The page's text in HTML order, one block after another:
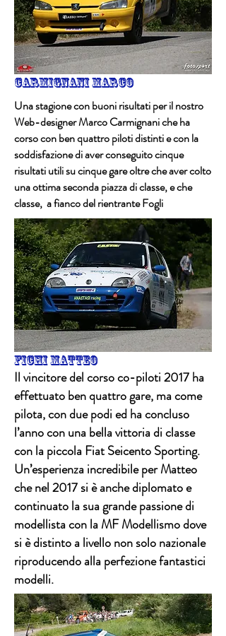
Carmignani Marco
Una stagione con buoni risultati per il nostro
Web-designer Marco Carmignani che ha
corso con ben quattro piloti distinti e con la
soddisfazione di aver conseguito cinque
risultati utili su cinque gare oltre che aver colto
una ottima seconda piazza di classe, e che
classe, a fianco del rientrante Fogli
Fichi matteo
Il vincitore del corso co-piloti 2017 ha
effettuato ben quattro gare, ma come
pilota, con due podi ed ha concluso
l’anno con una bella vittoria di classe
con la piccola Fiat Seicento Sporting.
Un’esperienza incredibile per Matteo
che nel 2017 si è anche diplomato e
continuato la sua grande passione di
modellista con la MF Modellismo dove
si è distinto a livello non solo nazionale
riproducendo alla perfezione fantastici
modelli.